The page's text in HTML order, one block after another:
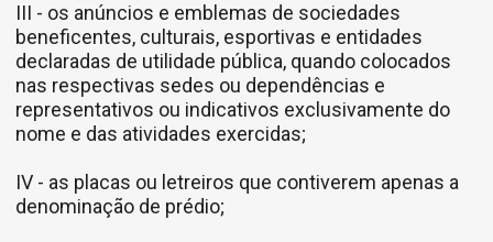
III - os anúncios e emblemas de sociedades
beneficentes, culturais, esportivas e entidades
declaradas de utilidade pública, quando colocados
nas respectivas sedes ou dependências e
representativos ou indicativos exclusivamente do
nome e das atividades exercidas;
IV - as placas ou letreiros que contiverem apenas a
denominação de prédio;